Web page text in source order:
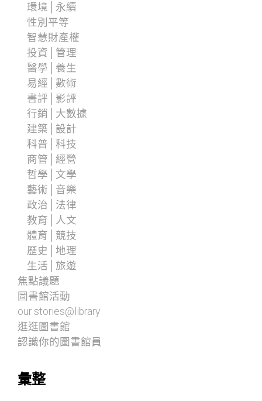
環境│永續
性別平等
智慧財產權
投資│管理
醫學│養生
易經│數術
書評│影評
行銷│大數據
建築│設計
科普│科技
商管│經營
哲學│文學
藝術│音樂
政治│法律
教育│人文
體育│競技
歷史│地理
生活│旅遊
焦點議題
圖書館活動
our stories@library
逛逛圖書館
認識你的圖書館員
彙整